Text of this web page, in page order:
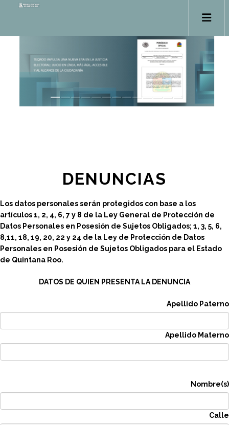
DENUNCIAS
Los datos personales serán protegidos con base a los
artículos 1, 2, 4, 6, 7 y 8 de la Ley General de Protección de
Datos Personales en Posesión de Sujetos Obligados; 1, 3, 5, 6,
8,11, 18, 19, 20, 22 y 24 de la Ley de Protección de Datos
Personales en Posesión de Sujetos Obligados para el Estado
de Quintana Roo.
DATOS DE QUIEN PRESENTA LA DENUNCIA
Apellido Paterno
Apellido Materno
Nombre(s)
Calle